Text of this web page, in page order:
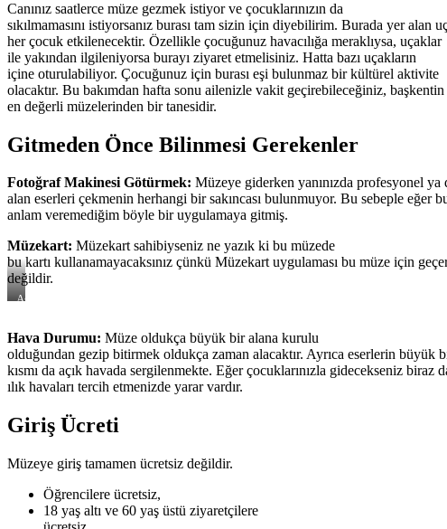
Canınız saatlerce müze gezmek istiyor ve çocuklarınızın da
sıkılmamasını istiyorsanız burası tam sizin için diyebilirim. Burada yer alan
her çocuk etkilenecektir. Özellikle çocuğunuz havacılığa meraklıysa, uçaklar
ile yakından ilgileniyorsa burayı ziyaret etmelisiniz. Hatta bazı uçakların
içine oturulabiliyor. Çocuğunuz için burası eşi bulunmaz bir kültürel aktivite
olacaktır. Bu bakımdan hafta sonu ailenizle vakit geçirebileceğiniz, başkentin
en değerli müzelerinden bir tanesidir.
Gitmeden Önce Bilinmesi Gerekenler
Fotoğraf Makinesi Götürmek: Müzeye giderken yanınızda profesyonel
alan eserleri çekmenin herhangi bir sakıncası bulunmuyor. Bu sebeple eğer
anlam veremediğim böyle bir uygulamaya gitmiş.
Müzekart: Müzekart sahibiyseniz ne yazık ki bu müzede
bu kartı kullanamayacaksınız çünkü Müzekart uygulaması bu müze için
değildir.
Askeri
Hava Durumu: Müze oldukça büyük bir alana kurulu
olduğundan gezip bitirmek oldukça zaman alacaktır. Ayrıca eserlerin büyük
kısmı da açık havada sergilenmekte. Eğer çocuklarınızla gidecekseniz biraz
ılık havaları tercih etmenizde yarar vardır.
Giriş Ücreti
Müzeye giriş tamamen ücretsiz değildir.
Öğrencilere ücretsiz,
18 yaş altı ve 60 yaş üstü ziyaretçilere